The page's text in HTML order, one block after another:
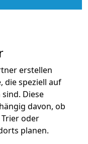
erstellen
die speziell auf
Diese
davon, ob
oder
planen.